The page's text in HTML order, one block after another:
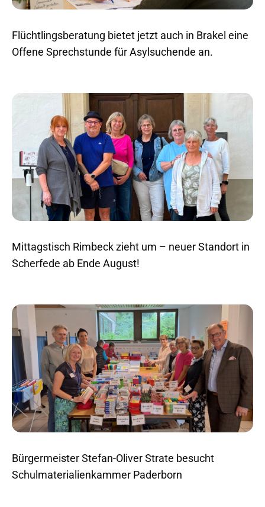
Flüchtlingsberatung bietet jetzt auch in Brakel eine
Offene Sprechstunde für Asylsuchende an.
Mittagstisch Rimbeck zieht um – neuer Standort in
Scherfede ab Ende August!
Bürgermeister Stefan-Oliver Strate besucht
Schulmaterialienkammer Paderborn